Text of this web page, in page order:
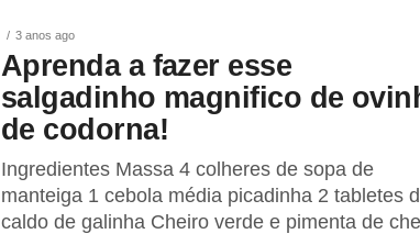
3 anos ago
Aprenda a fazer esse
salgadinho magnifico de
de codorna!
Ingredientes Massa 4 colheres de sopa de
manteiga 1 cebola média picadinha 2 tabletes
caldo de galinha Cheiro verde e pimenta de